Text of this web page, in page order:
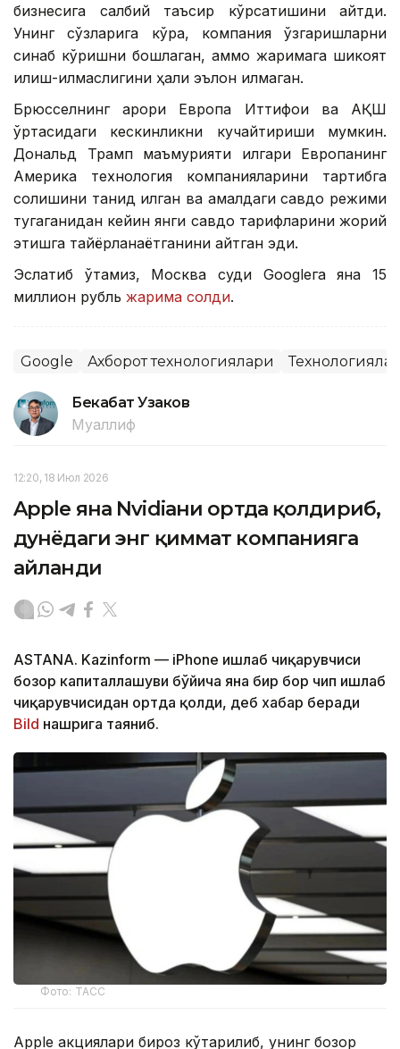
бизнесига салбий таъсир кўрсатишини айтди.
Унинг сўзларига кўра, компания ўзгаришларни
синаб кўришни бошлаган, аммо жаримага шикоят
қилиш-қилмаслигини ҳали эълон қилмаган.
Брюсселнинг қарори Европа Иттифоқи ва АҚШ
ўртасидаги кескинликни кучайтириши мумкин.
Дональд Трамп маъмурияти илгари Европанинг
Америка технология компанияларини тартибга
солишини танқид қилган ва амалдаги савдо режими
тугаганидан кейин янги савдо тарифларини жорий
этишга тайёрланаётганини айтган эди.
Эслатиб ўтамиз, Москва суди Googleга яна 15
миллион рубль жарима солди.
Google Ахборот технологиялари
Бекабат Узаков
Муаллиф
12:20, 18 Июл 2026
Apple яна Nvidiaни ортда қолдириб,
дунёдаги энг қиммат компанияга
айланди
ASTANA. Kazinform — iPhone ишлаб чиқарувчиси
бозор капиталлашуви бўйича яна бир бор чип ишлаб
чиқарувчисидан ортда қолди, деб хабар беради
Bild нашрига таяниб.
Фото: ТАСС
Apple акциялари бироз кўтарилиб, унинг бозор